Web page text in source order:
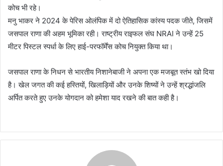
कोच भी रहे।
मनु भाकर ने 2024 के पेरिस ओलंपिक में दो ऐतिहासिक कांस्य पदक जीते, जिसमें
जसपाल राणा की अहम भूमिका रही। राष्ट्रीय राइफल संघ NRAI ने उन्हें 25
मीटर पिस्टल स्पर्धा के लिए हाई-परफॉर्मेंस कोच नियुक्त किया था।
जसपाल राणा के निधन से भारतीय निशानेबाजी ने अपना एक मजबूत स्तंभ खो दिया
है। खेल जगत की कई हस्तियों, खिलाड़ियों और उनके शिष्यों ने उन्हें श्रद्धांजलि
अर्पित करते हुए उनके योगदान को हमेशा याद रखने की बात कही है।